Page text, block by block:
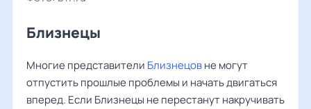
Близнецы
Многие представители Близнецовне могут
отпустить прошлые проблемы и начать двигаться
вперед. Если Близнецы не перестанут накручивать